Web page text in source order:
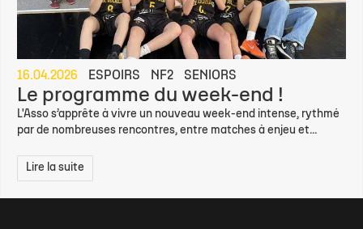
16.04.2026 ESPOIRS NF2 SENIORS
Le programme du week-end !
L'Asso s’apprête à vivre un nouveau week-end intense, rythmé
par de nombreuses rencontres, entre matches à enjeu et...
Lire la suite